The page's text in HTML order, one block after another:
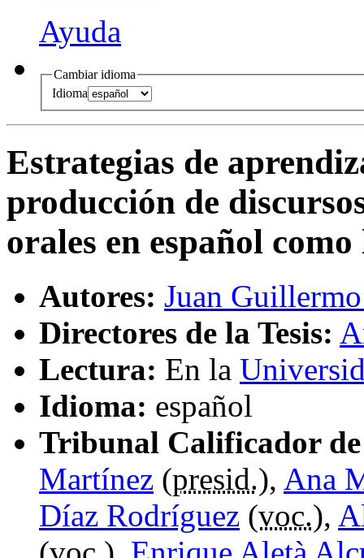
Ayuda
Cambiar idioma
Idioma
Estrategias de
producción de
orales en español
Autores: Juan
Directores de la Tesis:
Lectura: En la
Idioma: español
Tribunal Calificador de
Martínez (presid.), Ana
Díaz Rodríguez (voc.),